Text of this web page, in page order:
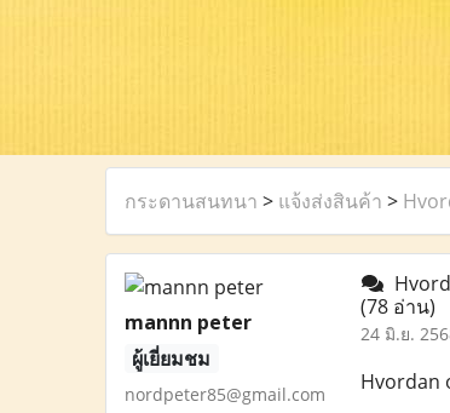
กระดานสนทนา > แจ้งส่งสินค้า >
mannn peter
ผู้เยี่ยมชม
nordpeter85@gmail.com
(78 อ่าน)
24 มิ.ย.
Hvordan